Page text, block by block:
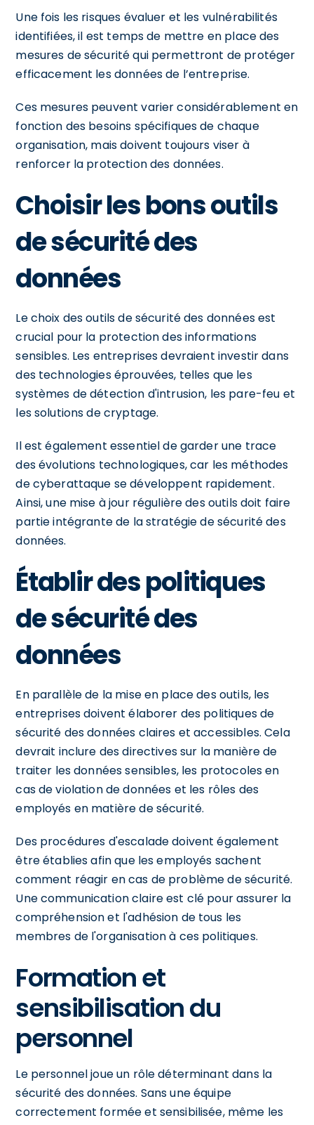
Une fois les risques évaluer et les vulnérabilités
identifiées, il est temps de mettre en place des
mesures de sécurité qui permettront de protéger
efficacement les données de l’entreprise.
Ces mesures peuvent varier considérablement en
fonction des besoins spécifiques de chaque
organisation, mais doivent toujours viser à
renforcer la protection des données.
Choisir les bons outils
de sécurité des
données
Le choix des outils de sécurité des données est
crucial pour la protection des informations
sensibles. Les entreprises devraient investir dans
des technologies éprouvées, telles que les
systèmes de détection d'intrusion, les pare-feu et
les solutions de cryptage.
Il est également essentiel de garder une trace
des évolutions technologiques, car les méthodes
de cyberattaque se développent rapidement.
Ainsi, une mise à jour régulière des outils doit faire
partie intégrante de la stratégie de sécurité des
données.
Établir des politiques
de sécurité des
données
En parallèle de la mise en place des outils, les
entreprises doivent élaborer des politiques de
sécurité des données claires et accessibles. Cela
devrait inclure des directives sur la manière de
traiter les données sensibles, les protocoles en
cas de violation de données et les rôles des
employés en matière de sécurité.
Des procédures d'escalade doivent également
être établies afin que les employés sachent
comment réagir en cas de problème de sécurité.
Une communication claire est clé pour assurer la
compréhension et l'adhésion de tous les
membres de l'organisation à ces politiques.
Formation et
sensibilisation du
personnel
Le personnel joue un rôle déterminant dans la
sécurité des données. Sans une équipe
correctement formée et sensibilisée, même les